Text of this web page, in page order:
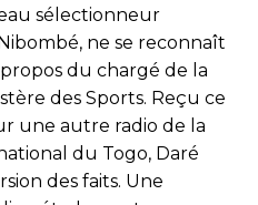
sélectionneur
ne se reconnaît
du chargé de la
des Sports. Reçu ce
une autre radio de la
du Togo, Daré
des faits. Une